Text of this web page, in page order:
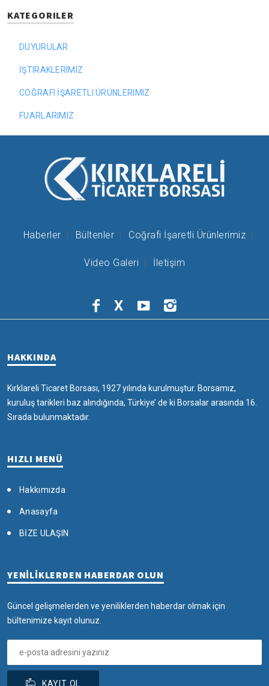
KATEGORILER
DUYURULAR
İŞTIRAKLERIMIZ
COĞRAFI İŞARETLI ÜRÜNLERIMIZ
FUARLARIMIZ
Haberler Bültenler Coğrafi İşaretli Ürünlerimiz
Video Galeri İletişim
X
HAKKINDA
Kırklareli Ticaret Borsası, 1927 yılında kurulmuştur. Borsamız,
kuruluş tarikleri baz alındığında, Türkiye’ de ki Borsalar arasında 16.
Sırada bulunmaktadır.
HIZLI MENÜ
Hakkımızda
Anasayfa
BİZE ULAŞIN
YENİLİKLERDEN HABERDAR OLUN
Güncel gelişmelerden ve yeniliklerden haberdar olmak için
bültenimize kayıt olunuz.
KAYIT OL